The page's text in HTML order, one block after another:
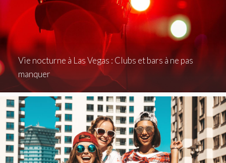
Vie nocturne à Las Vegas : Clubs et bars à ne pas
manquer